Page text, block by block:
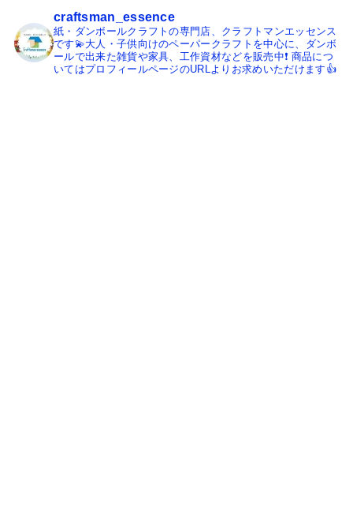
craftsman_essence
紙・ダンボールクラフトの専門店、クラフトマンエッセンス
です💫大人・子供向けのペーパークラフトを中心に、ダンボ
ールで出来た雑貨や家具、工作資材などを販売中❗️ 商品につ
いてはプロフィールページのURLよりお求めいただけます👍